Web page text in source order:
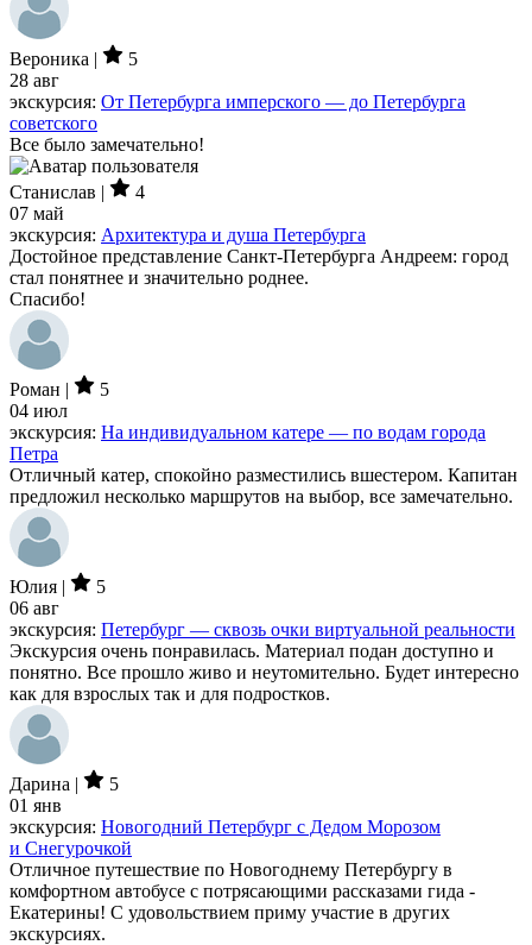
Вероника |
5
28 авг
экскурсия: От Петербурга имперского — до Петербурга
советского
Все было замечательно!
Станислав |
4
07 май
экскурсия: Архитектура и душа Петербурга
Достойное представление Санкт-Петербурга Андреем: город
стал понятнее и значительно роднее.
Спасибо!
Роман |
5
04 июл
экскурсия: На индивидуальном катере — по водам города
Петра
Отличный катер, спокойно разместились вшестером. Капитан
предложил несколько маршрутов на выбор, все замечательно.
Юлия |
5
06 авг
экскурсия: Петербург — сквозь очки виртуальной реальности
Экскурсия очень понравилась. Материал подан доступно и
понятно. Все прошло живо и неутомительно. Будет интересно
как для взрослых так и для подростков.
Дарина |
5
01 янв
экскурсия: Новогодний Петербург с Дедом Морозом
и Снегурочкой
Отличное путешествие по Новогоднему Петербургу в
комфортном автобусе с потрясающими рассказами гида -
Екатерины! С удовольствием приму участие в других
экскурсиях.